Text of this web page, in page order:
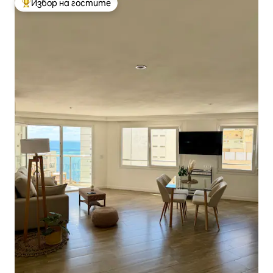
Най-популярен избор на гостите
Избор на гостите